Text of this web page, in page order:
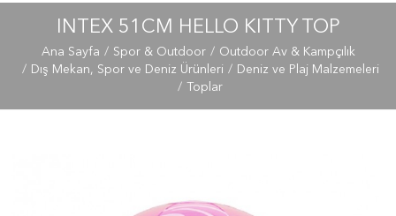
INTEX 51CM HELLO KITTY TOP
Ana Sayfa Spor & Outdoor
Outdoor Av & Kampçılık
Dış Mekan, Spor ve Deniz Ürünleri
Deniz ve Plaj Malzemeleri
Toplar